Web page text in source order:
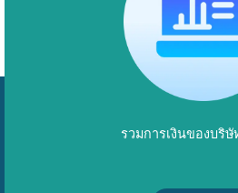
รวมการเงินของบริษั